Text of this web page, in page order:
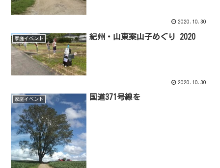
2020.10.30
家庭イベント 紀州・山東案山子めぐり 2020
2020.10.30
家庭イベント 国道371号線を